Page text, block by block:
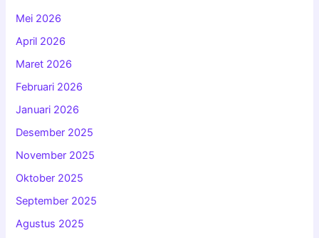
Mei 2026
April 2026
Maret 2026
Februari 2026
Januari 2026
Desember 2025
November 2025
Oktober 2025
September 2025
Agustus 2025